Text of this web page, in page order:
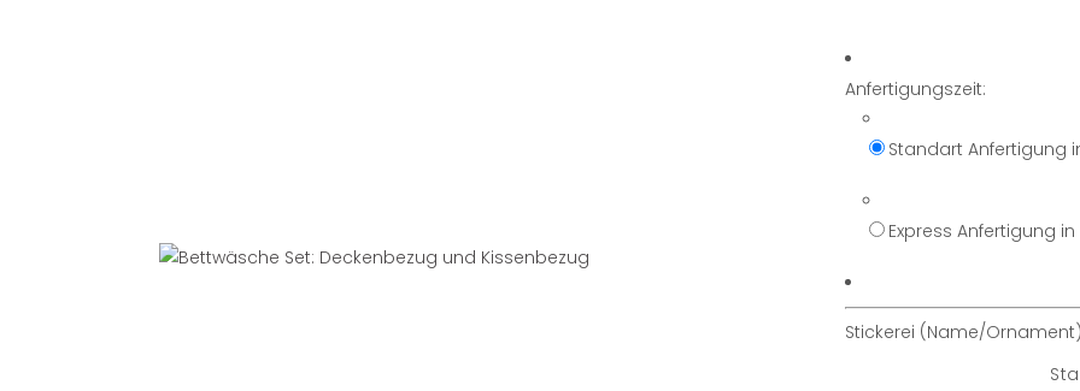
Anfertigungszeit:
Standart Anfertigung
Express Anfertigung
Stickerei (Name/